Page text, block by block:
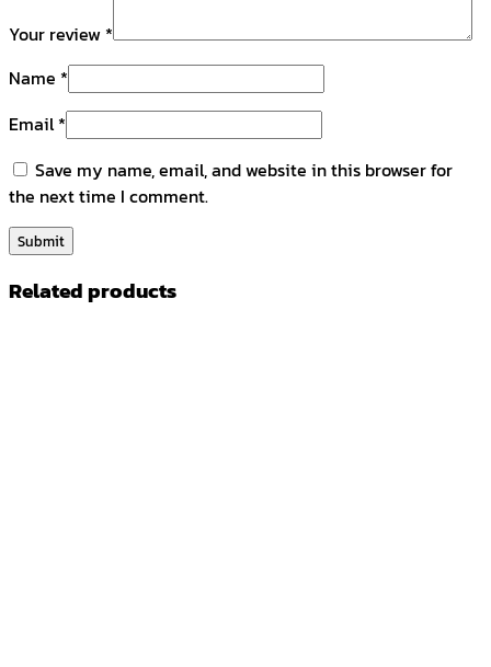
Your review *
Name *
Email*
Save my name, email, and website in this browser for
the next time I comment.
Related products